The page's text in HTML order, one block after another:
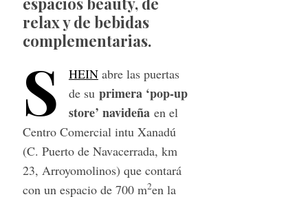
relax y de bebidas
complementarias.
S HEINabre las puertas
de su primera ‘pop-up
store’ navideña en el
Centro Comercial intu Xanadú
(C. Puerto de Navacerrada, km
23, Arroyomolinos) que contará
con un espacio de 700 m2en la